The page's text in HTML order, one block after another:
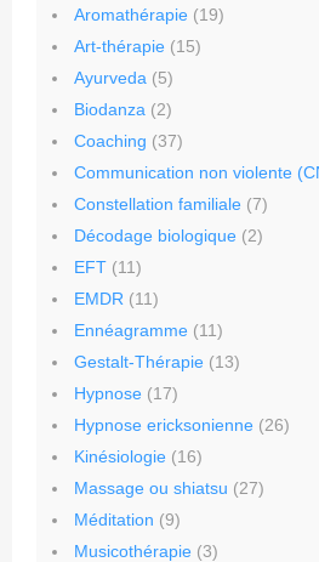
Aromathérapie (19)
Art-thérapie (15)
Ayurveda (5)
Biodanza (2)
Coaching (37)
Communication non violente
Constellation familiale (7)
Décodage biologique (2)
EFT (11)
EMDR (11)
Ennéagramme (11)
Gestalt-Thérapie (13)
Hypnose (17)
Hypnose ericksonienne (26)
Kinésiologie (16)
Massage ou shiatsu (27)
Méditation (9)
Musicothérapie (3)